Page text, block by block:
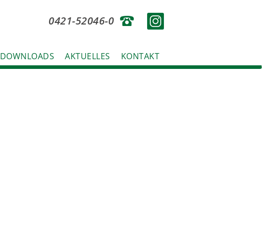
0421-52046-0
DOWNLOADS AKTUELLES KONTAKT